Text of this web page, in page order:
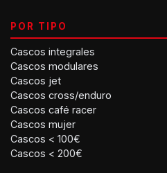
POR TIPO
Cascos integrales
Cascos modulares
Cascos jet
Cascos cross/enduro
Cascos café racer
Cascos mujer
Cascos < 100€
Cascos < 200€